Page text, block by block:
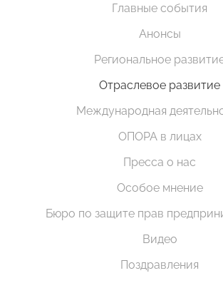
Главные события
Анонсы
Региональное
Отраслевое развитие
Международная
ОПОРА в лицах
Пресса о нас
Особое мнение
Бюро по защите прав
Видео
Поздравления